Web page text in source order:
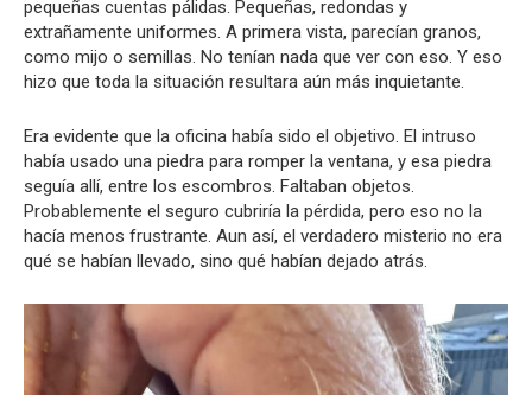
pequeñas cuentas pálidas. Pequeñas, redondas y
extrañamente uniformes. A primera vista, parecían granos,
como mijo o semillas. No tenían nada que ver con eso. Y eso
hizo que toda la situación resultara aún más inquietante.
Era evidente que la oficina había sido el objetivo. El intruso
había usado una piedra para romper la ventana, y esa piedra
seguía allí, entre los escombros. Faltaban objetos.
Probablemente el seguro cubriría la pérdida, pero eso no la
hacía menos frustrante. Aun así, el verdadero misterio no era
qué se habían llevado, sino qué habían dejado atrás.